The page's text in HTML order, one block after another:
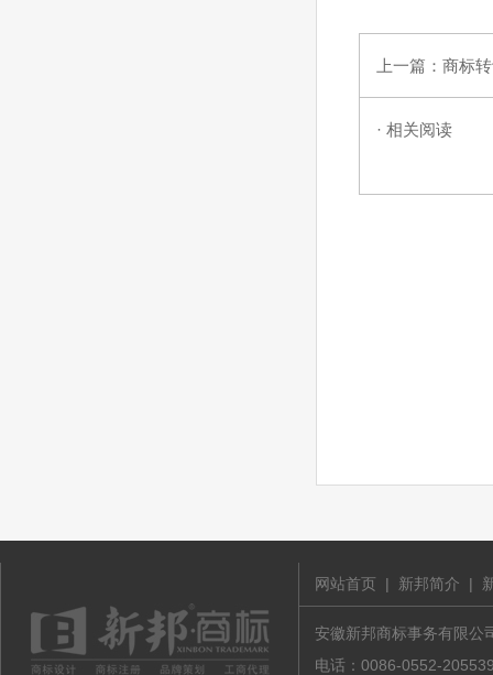
上一篇： 商标
· 相关阅读
网站首页 | 新邦简介 |
安徽新邦商标事务有限公
电话：0086-0552-